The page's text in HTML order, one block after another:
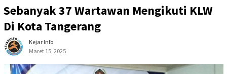
Sebanyak 37 Wartawan Mengikuti KLW
Di Kota Tangerang
Kejar Info
Maret 15, 2025